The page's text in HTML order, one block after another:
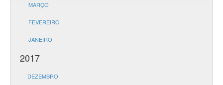
MARÇO
FEVEREIRO
JANEIRO
2017
DEZEMBRO